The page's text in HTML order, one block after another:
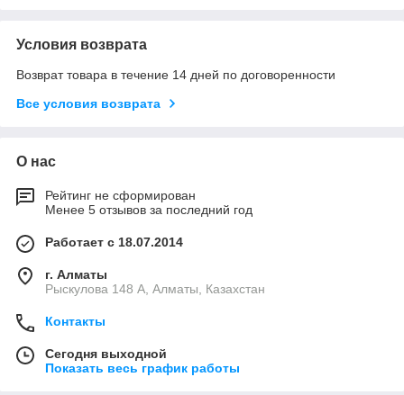
Условия возврата
Возврат товара в течение 14 дней по договоренности
Все условия возврата
О нас
Рейтинг не сформирован
Менее 5 отзывов за последний год
Работает с 18.07.2014
г. Алматы
Рыскулова 148 A, Алматы, Казахстан
Контакты
Сегодня выходной
Показать весь график работы